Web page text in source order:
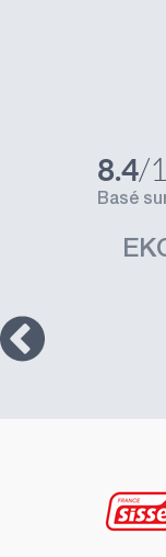
8.4/
basé